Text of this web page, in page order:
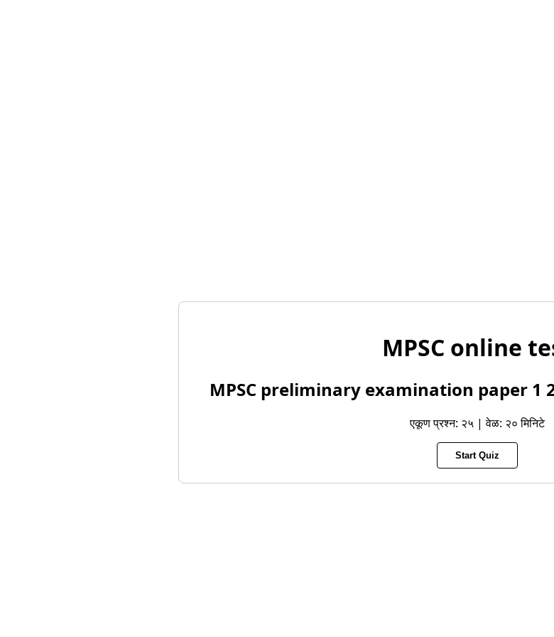
MPSC online
MPSC preliminary examination paper 1
एकूण प्रश्न: २५ | वेळ: २० मिनिटे
Start Quiz